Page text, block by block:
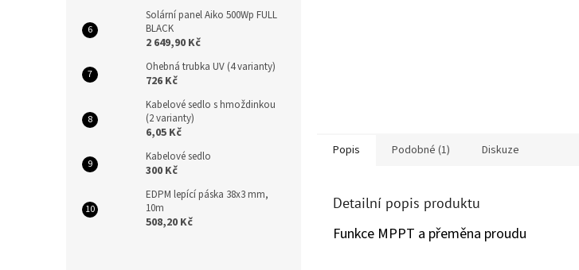
Solární panel Aiko 500Wp FULL
BLACK
2 649,90 Kč
Ohebná trubka UV (4 varianty)
726 Kč
Kabelové sedlo s hmoždinkou
(2 varianty)
6,05 Kč
Kabelové sedlo
300 Kč
EDPM lepící páska 38x3 mm,
10m
508,20 Kč
Popis Podobné (1) Diskuze
Detailní popis produktu
Funkce MPPT a přeměna proudu